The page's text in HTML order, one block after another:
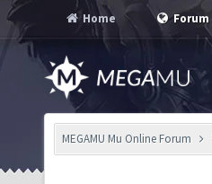
Home Forum
MEGAMU Mu Online Forum